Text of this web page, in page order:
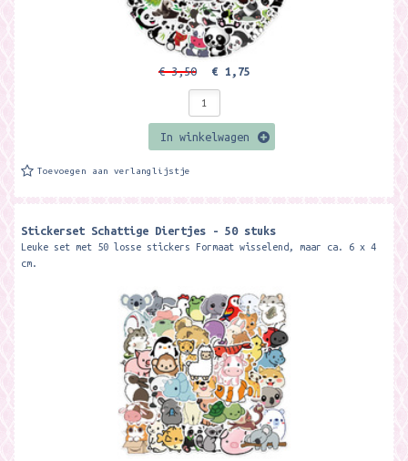
€ 3,50 € 1,75
In winkelwagen
Toevoegen aan verlanglijstje
Stickerset Schattige Diertjes - 50 stuks
Leuke set met 50 losse stickers Formaat wisselend, maar ca. 6 x 4
cm.